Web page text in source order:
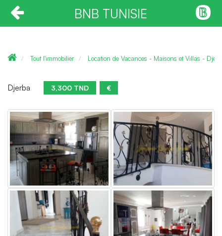
BNB TUNISIE
Tout l'immobilier Location de Vacances - Maisons et Villas -
Djerba 3,300 TND €